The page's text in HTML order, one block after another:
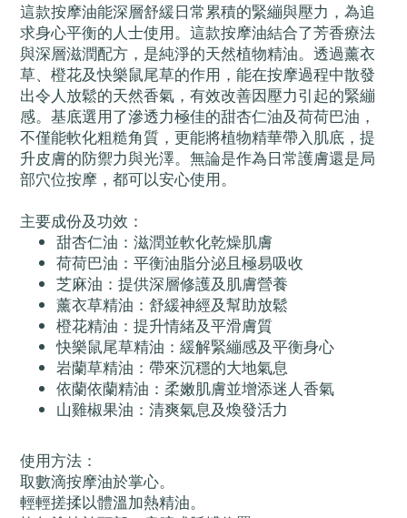
這款按摩油能深層舒緩日常累積的緊繃與壓力，為追
求身心平衡的人士使用。這款按摩油結合了芳香療法
與深層滋潤配方，是純淨的天然植物精油。透過薰衣
草、橙花及快樂鼠尾草的作用，能在按摩過程中散發
出令人放鬆的天然香氣，有效改善因壓力引起的緊繃
感。基底選用了滲透力極佳的甜杏仁油及荷荷巴油，
不僅能軟化粗糙角質，更能將植物精華帶入肌底，提
升皮膚的防禦力與光澤。無論是作為日常護膚還是局
部穴位按摩，都可以安心使用。
主要成份及功效：
甜杏仁油：滋潤並軟化乾燥肌膚
荷荷巴油：平衡油脂分泌且極易吸收
芝麻油：提供深層修護及肌膚營養
薰衣草精油：舒緩神經及幫助放鬆
橙花精油：提升情緒及平滑膚質
快樂鼠尾草精油：緩解緊繃感及平衡身心
岩蘭草精油：帶來沉穩的大地氣息
依蘭依蘭精油：柔嫩肌膚並增添迷人香氣
山雞椒果油：清爽氣息及煥發活力
使用方法：
取數滴按摩油於掌心。
輕輕搓揉以體溫加熱精油。